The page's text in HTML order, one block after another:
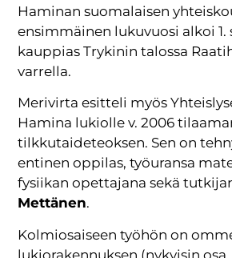
Haminan suomalaisen
ensimmäinen lukuvuosi alkoi 1.
kauppias Trykinin talossa
varrella.
Merivirta esitteli myös
Hamina lukiolle v. 2006
tilkkutaideteoksen. Sen on
entinen oppilas, työuransa
fysiikan opettajana sekä
Mettänen.
Kolmiosaiseen työhön on
lukiorakennuksen (nykyisin osa